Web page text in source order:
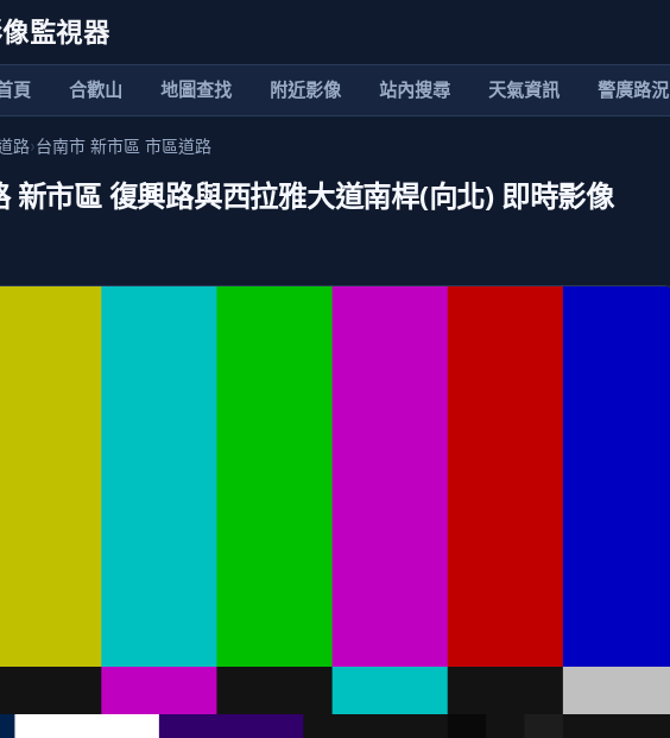
監視器
頁 合歡山 地圖查找 附近影像 站內搜尋 天氣資訊 警廣路況
路›台南市 新市區 市區道路
新市區 復興路與西拉雅大道南桿(向北) 即時影像